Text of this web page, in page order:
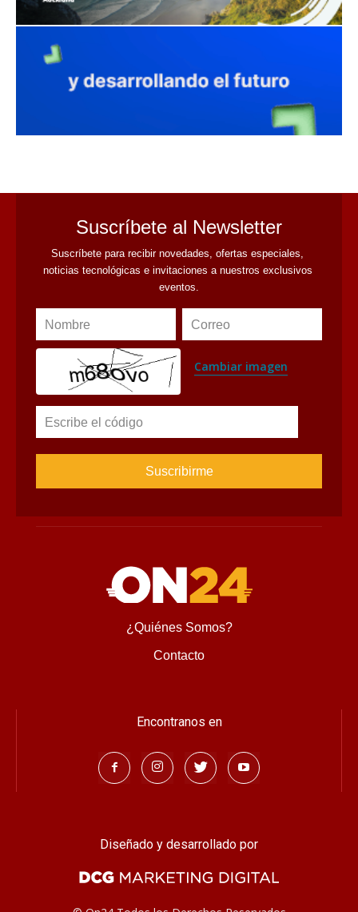
Suscríbete al Newsletter
Suscríbete para recibir novedades, ofertas especiales,
noticias tecnológicas e invitaciones a nuestros exclusivos
eventos.
Nombre Correo
Cambiar imagen
Escribe el código
¿Quiénes Somos?
Contacto
Encontranos en
Diseñado y desarrollado por